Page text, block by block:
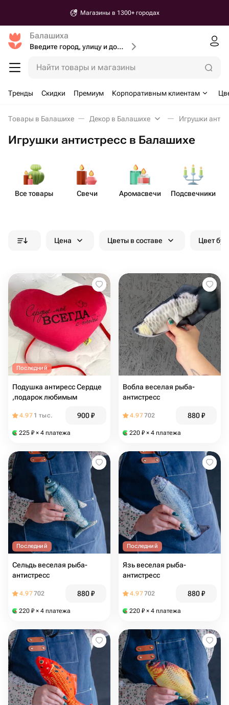
Магазины в 1300+ городах
Балашиха
Введите город, улицу и дом доставки
Найти товары и магазины
Тренды Скидки Премиум Корпоративным клиентам
Товары в Балашихе Декор в Балашихе Игрушки
Игрушки антистресс в Балашихе
Все товары Свечи Аром​асвечи Подсв​ечники
Цена Цветы в составе Цвет
Последний
Подушка антиресс Сердце
,подарок любимым
4.97 1 тыс. 900₽
225 ₽ × 4 платежа
Вобла веселая рыба-
антистресс
4.97702 880₽
220 ₽ × 4 платежа
Последний
Сельдь веселая рыба-
антистресс
4.97702 880₽
220 ₽ × 4 платежа
Последний
Язь веселая рыба-
антистресс
4.97702 880₽
220 ₽ × 4 платежа